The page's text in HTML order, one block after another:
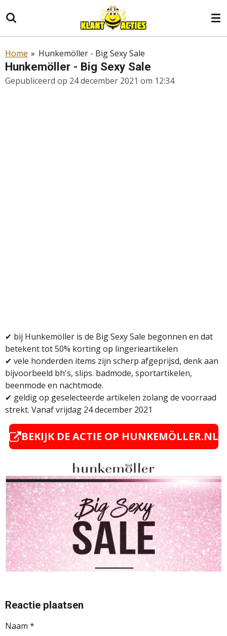
direct
naar
hoofdinhoud
Home » Hunkemöller - Big Sexy Sale
Hunkemöller - Big Sexy Sale
Gepubliceerd op 24 december 2021 om 12:34
✔ bij Hunkemöller is de Big Sexy Sale begonnen en dat
betekent tot 50% korting op lingerieartikelen
✔ vele honderden items zijn scherp afgeprijsd, denk aan
bijvoorbeeld bh's, slips. badmode, sportartikelen,
beenmode en nachtmode.
✔ geldig op geselecteerde artikelen zolang de voorraad
strekt. Vanaf vrijdag 24 december 2021
BEKIJK DE ACTIE OP HUNKEMÖLLER.NL
Reactie plaatsen
Naam *